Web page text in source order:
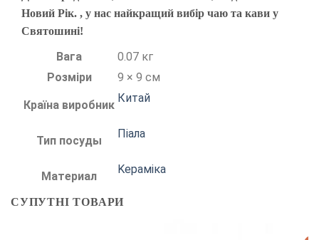
Новий Рік. , у нас найкращий вибір чаю та кави у
Святошині!
Вага
0.07 кг
Розміри
9 × 9 см
Країна виробник
Китай
Тип посуды
Піала
Материал
Kераміка
СУПУТНІ ТОВАРИ